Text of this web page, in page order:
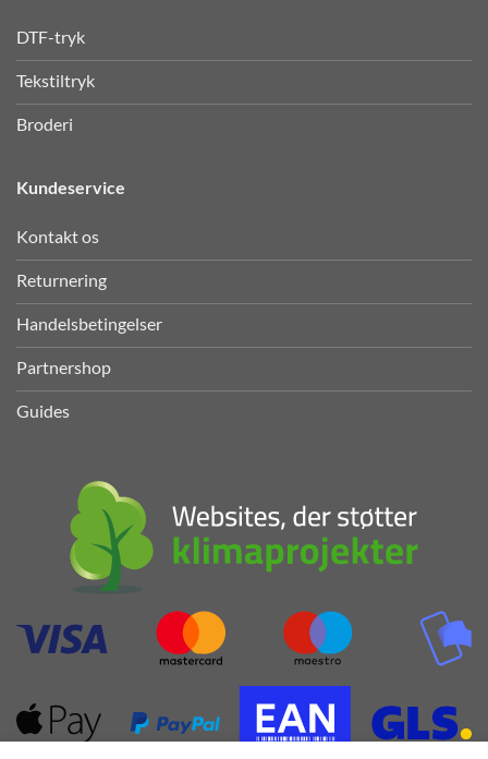
DTF-tryk
Tekstiltryk
Broderi
Kundeservice
Kontakt os
Returnering
Handelsbetingelser
Partnershop
Guides